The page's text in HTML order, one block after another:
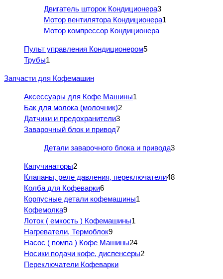
Двигатель шторок Кондиционера3
Мотор вентилятора Кондиционера1
Мотор компрессор Кондиционера
Пульт управления Кондиционером5
Трубы1
Запчасти для Кофемашин
Аксессуары для Кофе Машины1
Бак для молока (молочник)2
Датчики и предохранители3
Заварочный блок и привод7
Детали заварочного блока и привода3
Капучинаторы2
Клапаны, реле давления, переключатели48
Колба для Кофеварки6
Корпусные детали кофемашины1
Кофемолка9
Лоток ( емкость ) Кофемашины1
Нагреватели, Термоблок9
Насос ( помпа ) Кофе Машины24
Носики подачи кофе, диспенсеры2
Переключатели Кофеварки